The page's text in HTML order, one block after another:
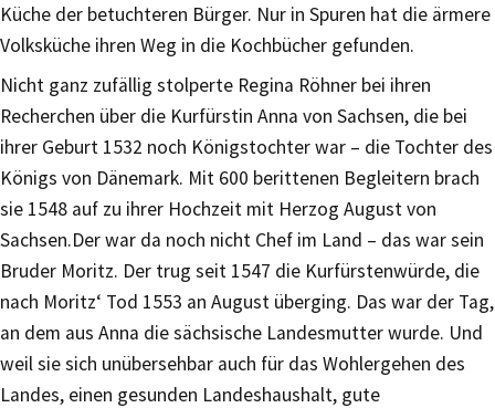
Küche der betuchteren Bürger. Nur in Spuren hat die ärmere
Volksküche ihren Weg in die Kochbücher gefunden.
Nicht ganz zufällig stolperte Regina Röhner bei ihren
Recherchen über die Kurfürstin Anna von Sachsen, die bei
ihrer Geburt 1532 noch Königstochter war – die Tochter des
Königs von Dänemark. Mit 600 berittenen Begleitern brach
sie 1548 auf zu ihrer Hochzeit mit Herzog August von
Sachsen.Der war da noch nicht Chef im Land – das war sein
Bruder Moritz. Der trug seit 1547 die Kurfürstenwürde, die
nach Moritz‘ Tod 1553 an August überging. Das war der Tag,
an dem aus Anna die sächsische Landesmutter wurde. Und
weil sie sich unübersehbar auch für das Wohlergehen des
Landes, einen gesunden Landeshaushalt, gute